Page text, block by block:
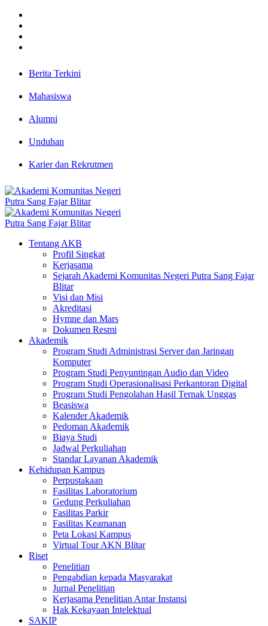
Berita Terkini
Mahasiswa
Alumni
Unduhan
Karier dan Rekrutmen
Tentang AKB
Profil Singkat
Kerjasama
Sejarah Akademi Komunitas Negeri Putra Sang Fajar
Blitar
Visi dan Misi
Akreditasi
Hymne dan Mars
Dokumen Resmi
Akademik
Program Studi Administrasi Server dan Jaringan
Komputer
Program Studi Penyuntingan Audio dan Video
Program Studi Operasionalisasi Perkantoran Digital
Program Studi Pengolahan Hasil Ternak Unggas
Beasiswa
Kalender Akademik
Pedoman Akademik
Biaya Studi
Jadwal Perkuliahan
Standar Layanan Akademik
Kehidupan Kampus
Perpustakaan
Fasilitas Laboratorium
Gedung Perkuliahan
Fasilitas Parkir
Fasilitas Keamanan
Peta Lokasi Kampus
Virtual Tour AKN Blitar
Riset
Penelitian
Pengabdian kepada Masyarakat
Jurnal Penelitian
Kerjasama Penelitian Antar Instansi
Hak Kekayaan Intelektual
SAKIP